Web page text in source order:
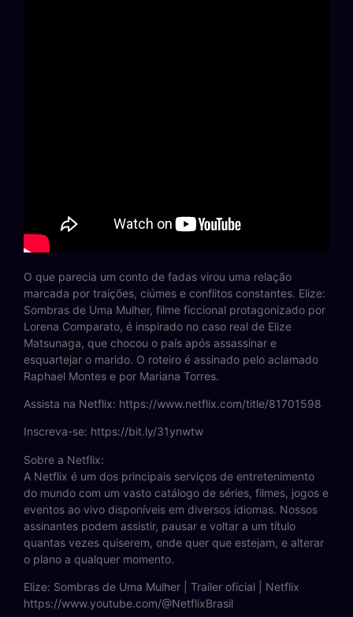
O que parecia um conto de fadas virou uma relação
marcada por traições, ciúmes e conflitos constantes. Elize:
Sombras de Uma Mulher, filme ficcional protagonizado por
Lorena Comparato, é inspirado no caso real de Elize
Matsunaga, que chocou o país após assassinar e
esquartejar o marido. O roteiro é assinado pelo aclamado
Raphael Montes e por Mariana Torres.
Assista na Netflix: https://www.netflix.com/title/81701598
Inscreva-se: https://bit.ly/31ynwtw
Sobre a Netflix:
A Netflix é um dos principais serviços de entretenimento
do mundo com um vasto catálogo de séries, filmes, jogos e
eventos ao vivo disponíveis em diversos idiomas. Nossos
assinantes podem assistir, pausar e voltar a um título
quantas vezes quiserem, onde quer que estejam, e alterar
o plano a qualquer momento.
Elize: Sombras de Uma Mulher | Trailer oficial | Netflix
https://www.youtube.com/@NetflixBrasil